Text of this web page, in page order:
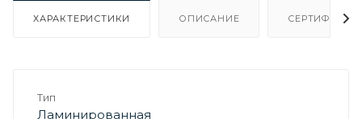
ХАРАКТЕРИСТИКИ ОПИСАНИЕ
Тип
Ламинированная